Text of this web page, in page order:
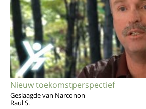
Nieuw toekomstperspectief
Geslaagde van Narconon
Raul S.